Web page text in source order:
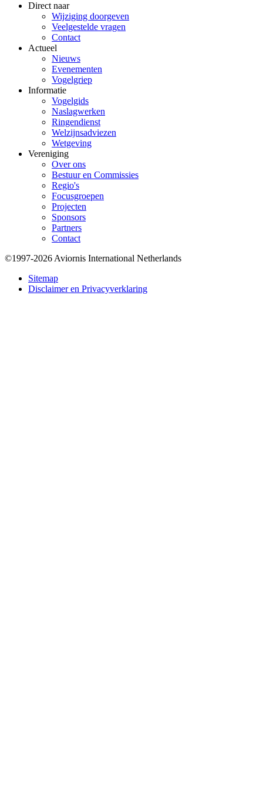
Direct naar
Wijziging doorgeven
Veelgestelde vragen
Contact
Actueel
Nieuws
Evenementen
Vogelgriep
Informatie
Vogelgids
Naslagwerken
Ringendienst
Welzijnsadviezen
Wetgeving
Vereniging
Over ons
Bestuur en Commissies
Regio's
Focusgroepen
Projecten
Sponsors
Partners
Contact
Bottom
©1997-2026 Aviornis International Netherlands
Sitemap
Disclaimer en Privacyverklaring